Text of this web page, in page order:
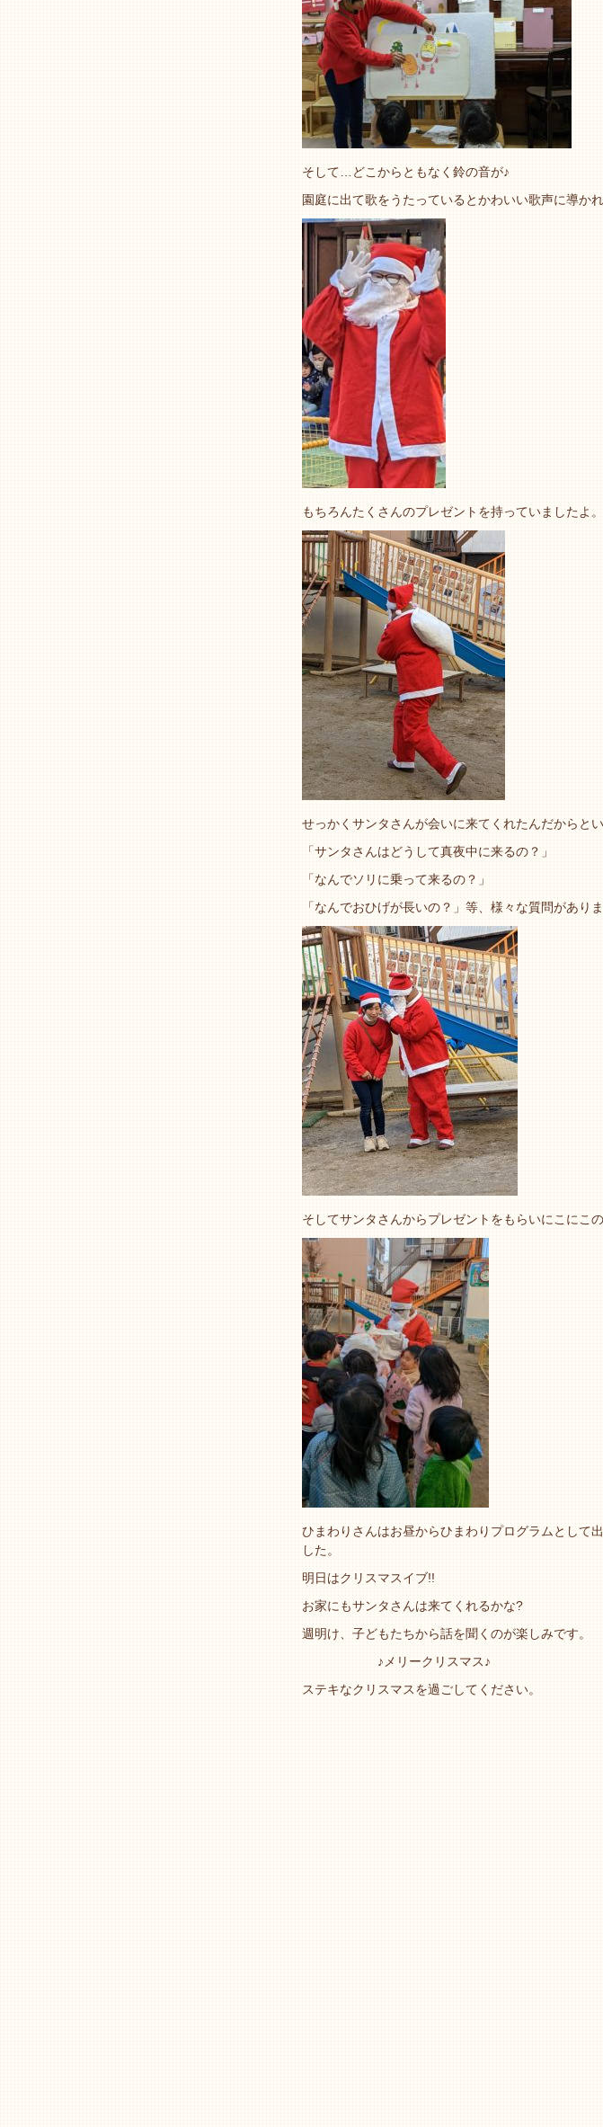
そして…どこからともなく鈴の音が♪
園庭に出て歌をうたっているとかわいい歌声に導か
もちろんたくさんのプレゼントを持っていましたよ。
せっかくサンタさんが会いに来てくれたんだからと
「サンタさんはどうして真夜中に来るの？」
「なんでソリに乗って来るの？」
「なんでおひげが長いの？」等、様々な質問がありま
そしてサンタさんからプレゼントをもらいにこにこ
ひまわりさんはお昼からひまわりプログラムとして
した。
明日はクリスマスイブ!!
お家にもサンタさんは来てくれるかな?
週明け、子どもたちから話を聞くのが楽しみです。
♪メリークリスマス♪
ステキなクリスマスを過ごしてください。